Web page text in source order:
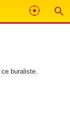
ce buraliste.